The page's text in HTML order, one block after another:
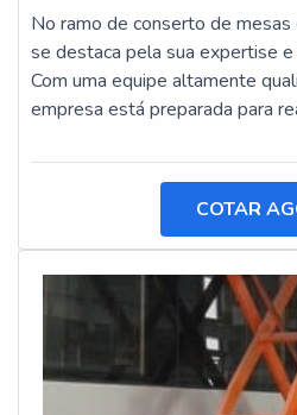
No ramo de conserto de mesas
se destaca pela sua expertise
Com uma equipe altamente
empresa está preparada para
modelos e marcas.
COTAR